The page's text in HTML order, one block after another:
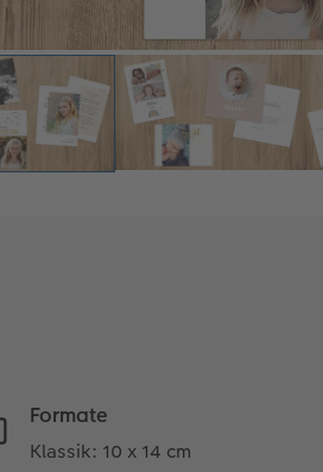
Formate
Klassik: 10 x 14 cm